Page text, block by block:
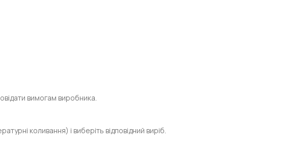
вимогам виробника.
коливання) і виберіть відповідний виріб.